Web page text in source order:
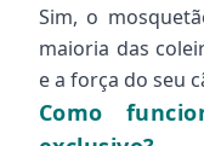
Sim, o
maioria das
e a força do seu
Como